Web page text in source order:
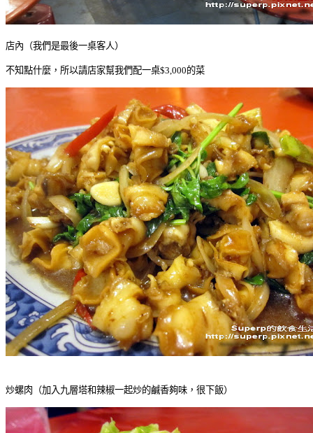
店內（我們是最後一桌客人）
不知點什麼，所以請店家幫我們配一桌$3,000的菜
炒螺肉（加入九層塔和辣椒一起炒的鹹香夠味，很下飯）